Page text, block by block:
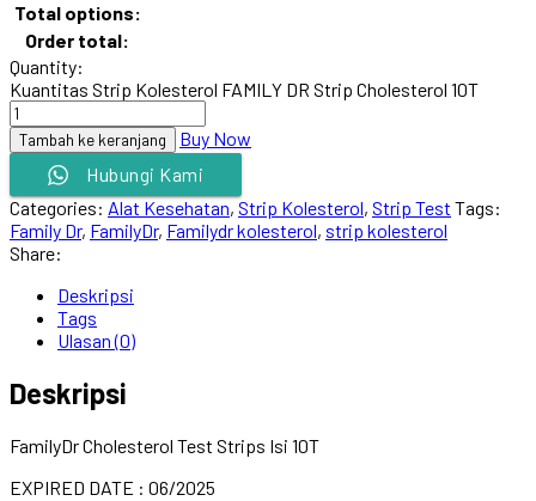
Total options:
Order total:
Quantity:
Kuantitas Strip Kolesterol FAMILY DR Strip Cholesterol 10T
Tambah ke keranjang
Buy Now
Hubungi Kami
Categories: Alat Kesehatan, Strip Kolesterol, Strip Test Tags:
Family Dr, FamilyDr, Familydr kolesterol, strip kolesterol
Share:
Deskripsi
Tags
Ulasan (0)
Deskripsi
FamilyDr Cholesterol Test Strips Isi 10T
EXPIRED DATE : 06/2025